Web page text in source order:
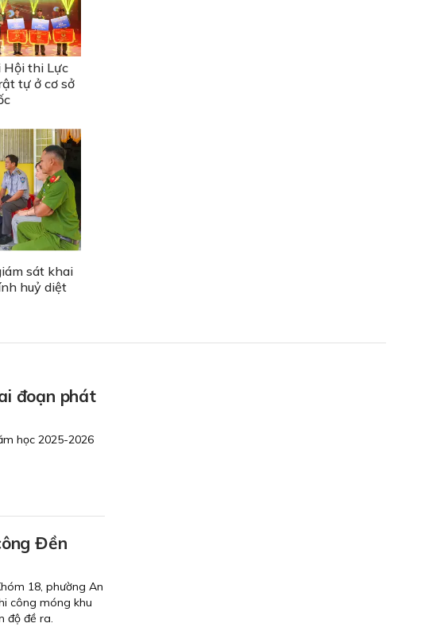
Hội thi Lực
tự ở cơ sở
sát khai
huỷ diệt
đoạn phát
học 2025-2026
Đền
18, phường An
công móng khu
độ đề ra.